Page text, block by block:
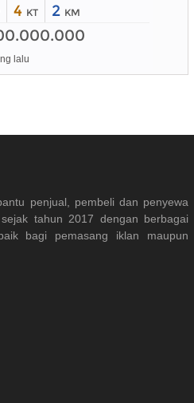
4 KT 2 KM
lalu
penjual, pembeli dan penyewa
tahun 2017 dengan berbagai
bagi pemasang iklan maupun